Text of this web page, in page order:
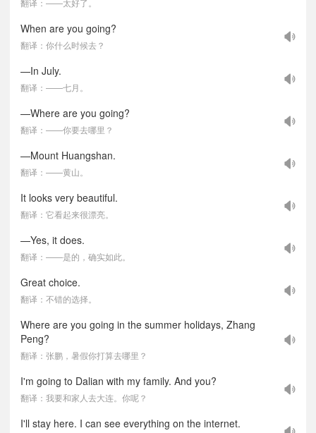
翻译：——太好了。
When are you going?
翻译：你什么时候去？
—In July.
翻译：——七月。
—Where are you going?
翻译：——你要去哪里？
—Mount Huangshan.
翻译：——黄山。
It looks very beautiful.
翻译：它看起来很漂亮。
—Yes, it does.
翻译：——是的，确实如此。
Great choice.
翻译：不错的选择。
Where are you going in the summer holidays, Zhang
Peng?
翻译：张鹏，暑假你打算去哪里？
I'm going to Dalian with my family. And you?
翻译：我要和家人去大连。你呢？
I'll stay here. I can see everything on the internet.